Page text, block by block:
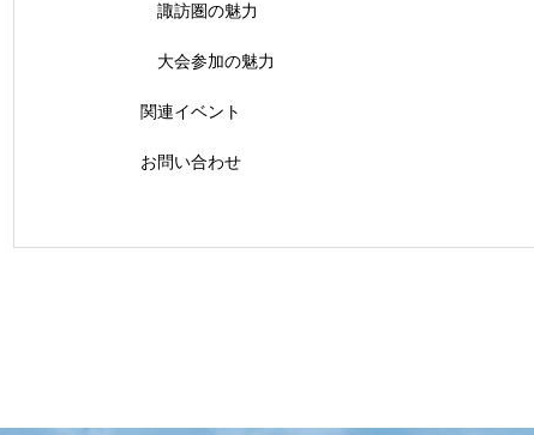
諏訪圏の魅力
大会参加の魅力
関連イベント
お問い合わせ